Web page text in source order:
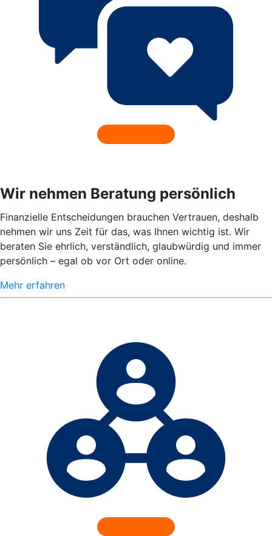
Wir nehmen Beratung persönlich
Finanzielle Entscheidungen brauchen Vertrauen, deshalb
nehmen wir uns Zeit für das, was Ihnen wichtig ist. Wir
beraten Sie ehrlich, verständlich, glaubwürdig und immer
persönlich – egal ob vor Ort oder online.
Mehr erfahren